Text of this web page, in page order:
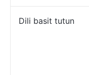
Dili basit tutun